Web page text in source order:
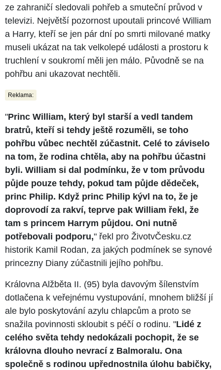
ze zahraničí sledovali pohřeb a smuteční průvod v
televizi. Největší pozornost upoutali princové William
a Harry, kteří se jen pár dní po smrti milované matky
museli ukázat na tak velkolepé události a prostoru k
truchlení v soukromí měli jen málo. Původně se na
pohřbu ani ukazovat nechtěli.
Reklama:
"Princ William, který byl starší a vedl tandem
bratrů, kteří si tehdy ještě rozuměli, se toho
pohřbu vůbec nechtěl zúčastnit. Celé to záviselo
na tom, že rodina chtěla, aby na pohřbu účastni
byli. William si dal podmínku, že v tom průvodu
půjde pouze tehdy, pokud tam půjde dědeček,
princ Philip. Když princ Philip kývl na to, že je
doprovodí za rakví, teprve pak William řekl, že
tam s princem Harrym půjdou. Oni nutně
potřebovali podporu," řekl pro ŽivotvČesku.cz
historik Kamil Rodan, za jakých podmínek se synové
princezny Diany zúčastnili jejího pohřbu.
Královna Alžběta II. (95) byla davovým šílenstvím
dotlačena k veřejnému vystupování, mnohem bližší jí
ale bylo poskytování azylu chlapcům a proto se
snažila povinnosti skloubit s péčí o rodinu. "Lidé z
celého světa tehdy nedokázali pochopit, že se
královna dlouho nevrací z Balmoralu. Ona
společně s rodinou upřednostnila úlohu babičky,